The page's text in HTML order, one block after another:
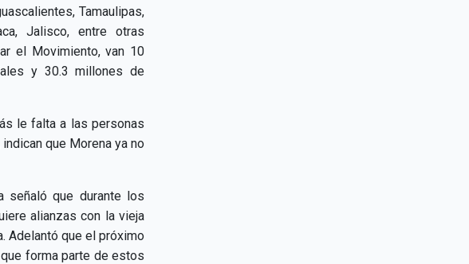
Tamaulipas,
Jalisco, entre otras
el Movimiento, van 10
y 30.3 millones de
le falta a las personas
que Morena ya no
señaló que durante los
alianzas con la vieja
Adelantó que el próximo
forma parte de estos